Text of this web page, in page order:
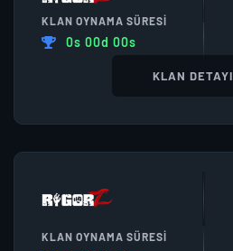
KLAN OYNAMA SÜRESI
0s 00d 00s
KLAN DETAYI
KLAN OYNAMA SÜRESI